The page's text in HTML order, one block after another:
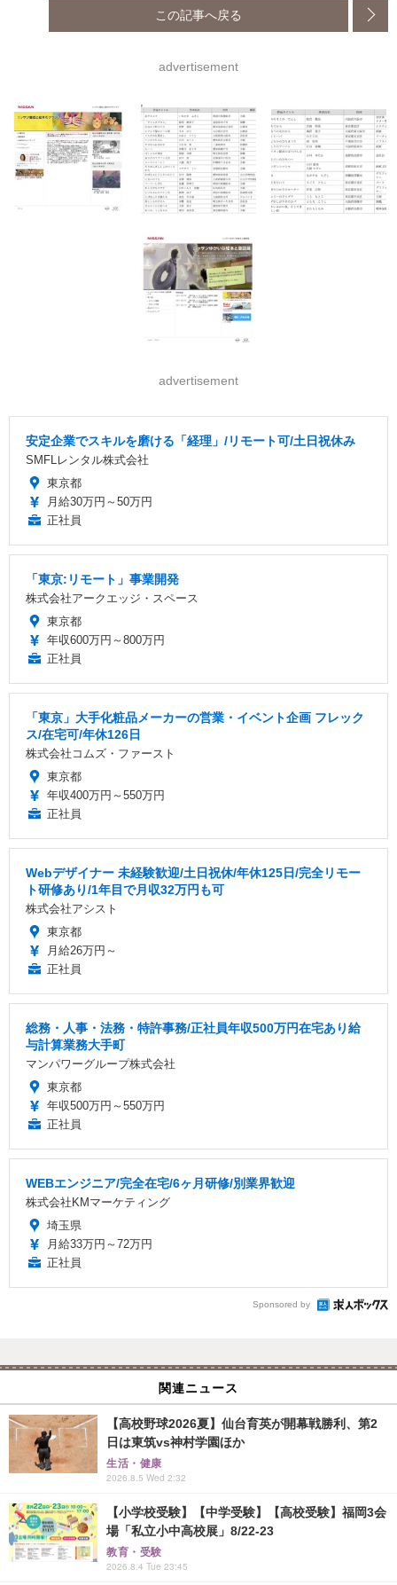
この記事へ戻る
advertisement
advertisement
安定企業でスキルを磨ける「経理」/リモート可/土日祝休み
SMFLレンタル株式会社
東京都
月給30万円～50万円
正社員
「東京:リモート」事業開発
株式会社アークエッジ・スペース
東京都
年収600万円～800万円
正社員
「東京」大手化粧品メーカーの営業・イベント企画 フレック
ス/在宅可/年休126日
株式会社コムズ・ファースト
東京都
年収400万円～550万円
正社員
Webデザイナー 未経験歓迎/土日祝休/年休125日/完全リモー
ト研修あり/1年目で月収32万円も可
株式会社アシスト
東京都
月給26万円～
正社員
総務・人事・法務・特許事務/正社員年収500万円在宅あり給
与計算業務大手町
マンパワーグループ株式会社
東京都
年収500万円～550万円
正社員
WEBエンジニア/完全在宅/6ヶ月研修/別業界歓迎
株式会社KMマーケティング
埼玉県
月給33万円～72万円
正社員
Sponsored by
関連ニュース
【高校野球2026夏】仙台育英が開幕戦勝利、第2
日は東筑vs神村学園ほか
生活・健康
2026.8.5 Wed 2:32
【小学校受験】【中学受験】【高校受験】福岡3会
場「私立小中高校展」8/22-23
教育・受験
2026.8.4 Tue 23:45